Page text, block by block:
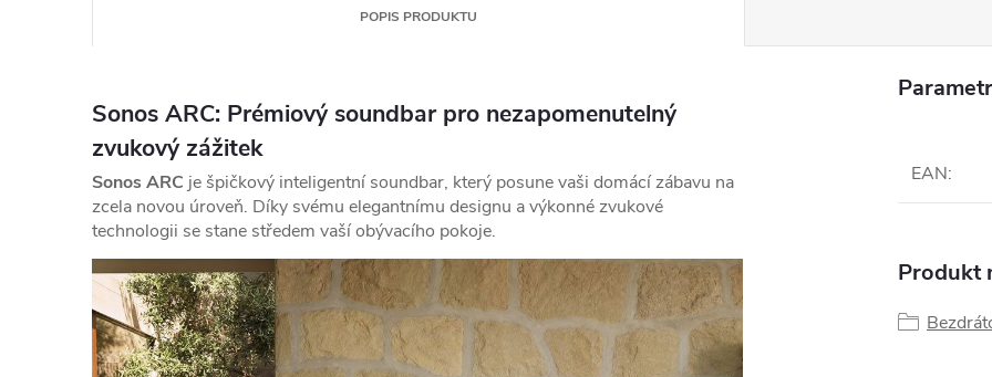
POPIS PRODUKTU
Sonos ARC: Prémiový soundbar pro nezapomenutelný
zvukový zážitek
Sonos ARC je špičkový inteligentní soundbar, který posune vaši domácí zábavu na
zcela novou úroveň. Díky svému elegantnímu designu a výkonné zvukové
technologii se stane středem vaší obývacího pokoje.
EAN:
Produkt